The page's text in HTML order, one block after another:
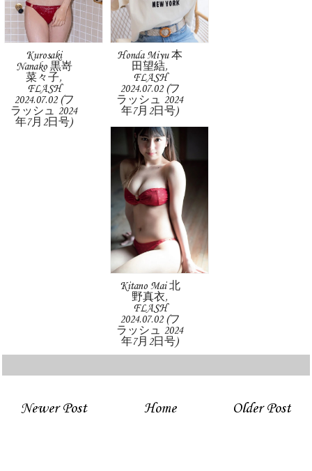
Kurosaki
Nanako 黒嵜
菜々子,
FLASH
2024.07.02 (フ
ラッシュ 2024
年7月2日号)
Honda Miyu 本
田望結,
FLASH
2024.07.02 (フ
ラッシュ 2024
年7月2日号)
Kitano Mai 北
野真衣,
FLASH
2024.07.02 (フ
ラッシュ 2024
年7月2日号)
Newer Post Older Post
Home